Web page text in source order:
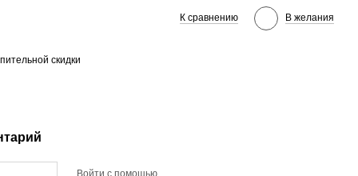
К сравнению В желания
скидки
Войти с помощью